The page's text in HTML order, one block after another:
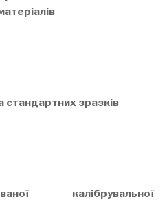
стандартних зразків
калібрувальної